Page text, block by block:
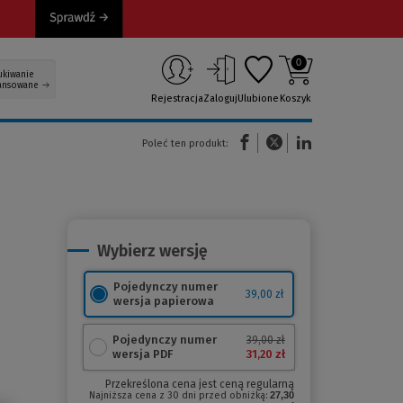
RejestracjaZalogujUlubione
0
Koszyk
Poleć ten produkt:
(Nowe okno)(Link do innej strony)
Wybierz wersję
Pojedynczy numer
wersja papierowa
39,00 zł
Pojedynczy numer
wersja PDF
39,00 zł
31,20 zł
Przekreślona cena jest ceną regularną
Najniższa cena z 30 dni przed obniżką: 27,30